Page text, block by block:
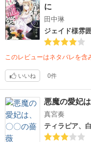
に
田中琳
ジェイド様雰
このレビューはネタバレを含
いいね 0件
悪魔の愛妃
真宮奏
ティラピア、